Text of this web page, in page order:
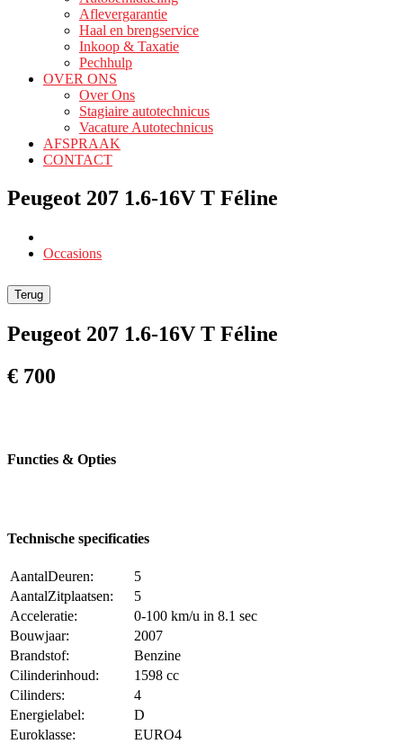
Aflevergarantie
Haal en brengservice
Inkoop & Taxatie
Pechhulp
OVER ONS
Over Ons
Stagiaire autotechnicus
Vacature Autotechnicus
AFSPRAAK
CONTACT
Peugeot 207 1.6-16V T Féline
Occasions
Terug
Peugeot 207 1.6-16V T Féline
€ 700
Functies & Opties
Technische specificaties
AantalDeuren:
5
AantalZitplaatsen:
5
Acceleratie:
0-100 km/u in 8.1 sec
Bouwjaar:
2007
Brandstof:
Benzine
Cilinderinhoud:
1598 cc
Cilinders:
4
Energielabel:
D
Euroklasse:
EURO4